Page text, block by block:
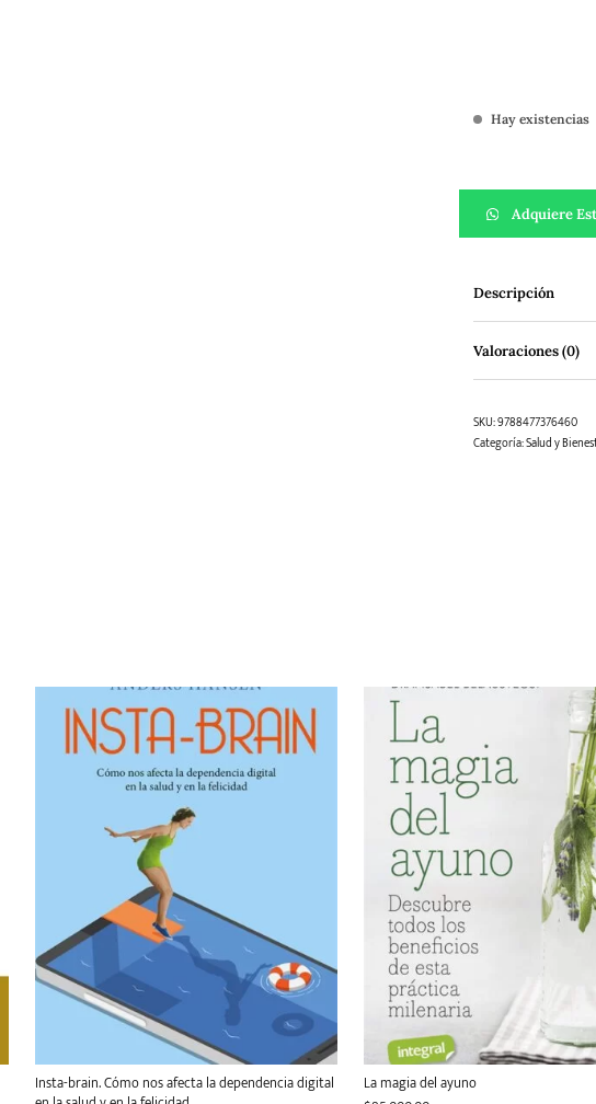
Hay existencias
Adquiere
Descripción
Valoraciones (0)
SKU:9788477376460
Categoría:Salud y
Insta-brain. Cómo nos afecta la dependencia digital
La magia del ayuno